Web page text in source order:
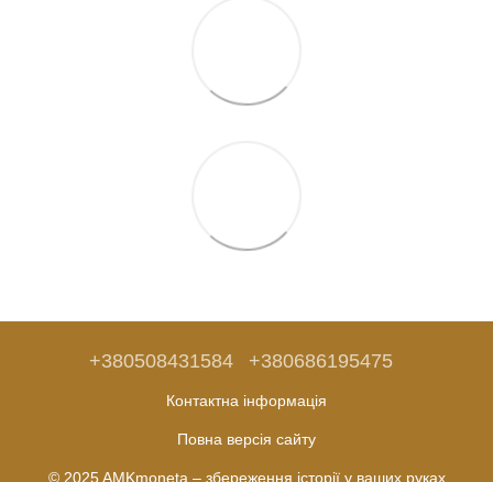
+380508431584 +380686195475
Контактна інформація
Повна версія сайту
© 2025 AMKmoneta – збереження історії у ваших руках